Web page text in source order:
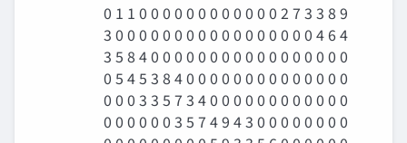
0 1 1 0 0 0 0 0 0 0 0 0 0 0 0 2 7 3 3 8 9
3 0 0 0 0 0 0 0 0 0 0 0 0 0 0 0 0 0 4 6 4
3 5 8 4 0 0 0 0 0 0 0 0 0 0 0 0 0 0 0 0 0
0 5 4 5 3 8 4 0 0 0 0 0 0 0 0 0 0 0 0 0 0
0 0 0 3 3 5 7 3 4 0 0 0 0 0 0 0 0 0 0 0 0
0 0 0 0 0 0 3 5 7 4 9 4 3 0 0 0 0 0 0 0 0